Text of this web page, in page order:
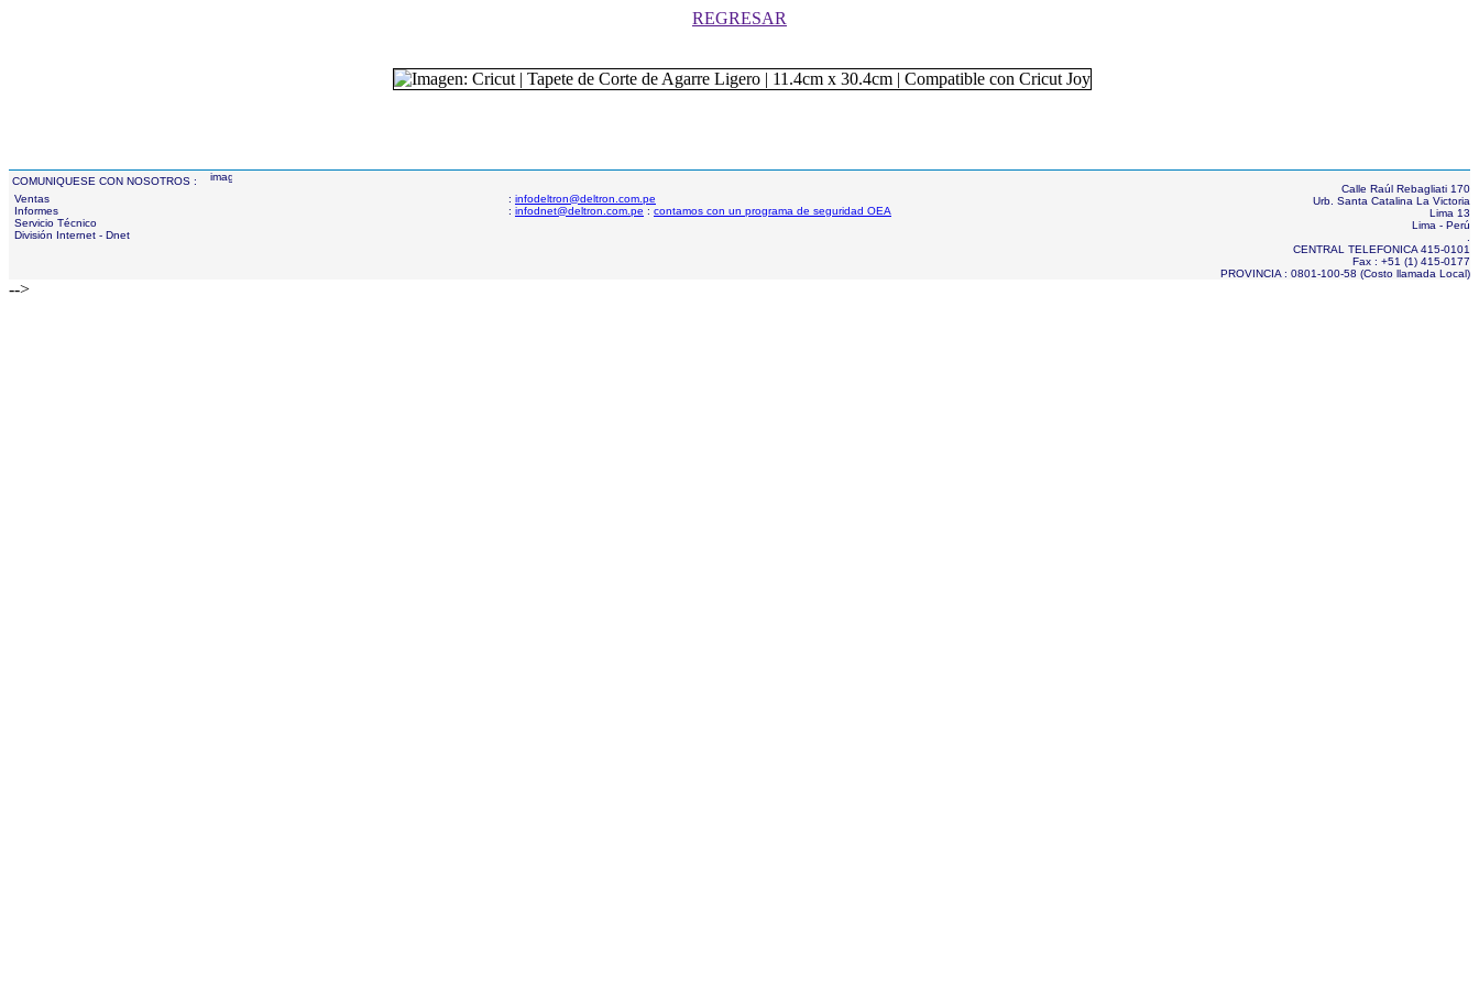
REGRESAR
COMUNIQUESE CON NOSOTROS :
Ventas
Informes
Servicio Técnico
División Internet - Dnet
: infodeltron@deltron.com.pe
: infodnet@deltron.com.pe : contamos con un programa de seguridad OEA
Calle Raúl Rebagliati 170
Urb. Santa Catalina La Victoria
Lima 13
Lima - Perú
CENTRAL TELEFONICA 415-0101
Fax : +51 (1) 415-0177
PROVINCIA : 0801-100-58 (Costo llamada Local)
-->